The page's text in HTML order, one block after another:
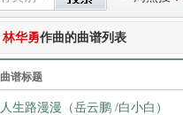
林华勇作曲的曲谱列表
曲谱标题
人生路漫漫（岳云鹏 /白小白）